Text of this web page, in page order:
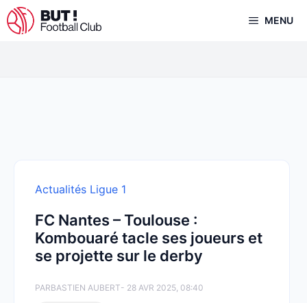
Aller
au
MENU
Actualités Ligue 1
FC Nantes – Toulouse :
Kombouaré tacle ses joueurs et
se projette sur le derby
PARBASTIEN AUBERT- 28 AVR 2025, 08:40